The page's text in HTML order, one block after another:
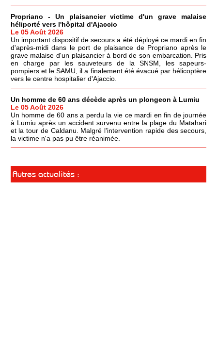
Propriano - Un plaisancier victime d'un grave malaise
héliporté vers l'hôpital d'Ajaccio
Le 05 Août 2026
Un important dispositif de secours a été déployé ce mardi en fin
d'après-midi dans le port de plaisance de Propriano après le
grave malaise d'un plaisancier à bord de son embarcation. Pris
en charge par les sauveteurs de la SNSM, les sapeurs-
pompiers et le SAMU, il a finalement été évacué par hélicoptère
vers le centre hospitalier d'Ajaccio.
Un homme de 60 ans décède après un plongeon à Lumiu
Le 05 Août 2026
Un homme de 60 ans a perdu la vie ce mardi en fin de journée
à Lumiu après un accident survenu entre la plage du Matahari
et la tour de Caldanu. Malgré l'intervention rapide des secours,
la victime n'a pas pu être réanimée.
Autres actualités :